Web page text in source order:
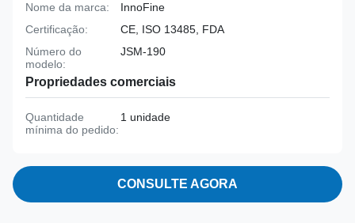
Nome da marca:
InnoFine
Certificação:
CE, ISO 13485, FDA
Número do
modelo:
JSM-190
Propriedades comerciais
Quantidade
mínima do pedido:
1 unidade
CONSULTE AGORA